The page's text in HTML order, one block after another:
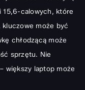
15,6-calowych, które
może być
chłodzącą może
sprzętu. Nie
większy laptop może